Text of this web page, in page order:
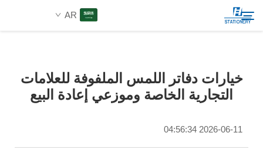
AR
المنتجات
ابحث
خيارات دفاتر اللمس الملفوفة للعلامات
التجارية الخاصة وموزعي إعادة البيع
2026-06-11 04:56:34